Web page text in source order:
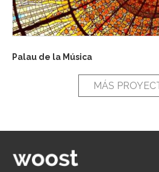
Palau de la Música
MÁS